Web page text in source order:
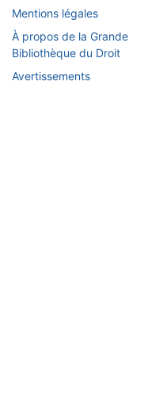
Mentions légales
À propos de la Grande
Bibliothèque du Droit
Avertissements